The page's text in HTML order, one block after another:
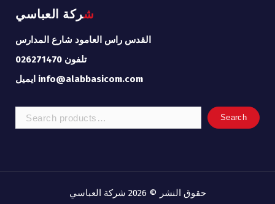
شركة العباسي
القدس راس العامود شارع المدارس
تلفون 026271470
ايميل info@alabbasicom.com
Search
Search
حقوق النشر © 2026 شركة العباسي